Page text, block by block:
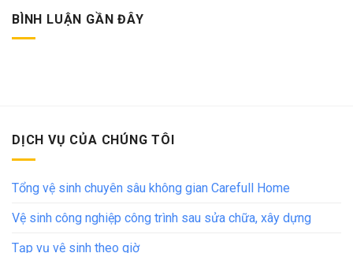
BÌNH LUẬN GẦN ĐÂY
DỊCH VỤ CỦA CHÚNG TÔI
Tổng vệ sinh chuyên sâu không gian Carefull Home
Vệ sinh công nghiệp công trình sau sửa chữa, xây dựng
Tạp vụ vệ sinh theo giờ